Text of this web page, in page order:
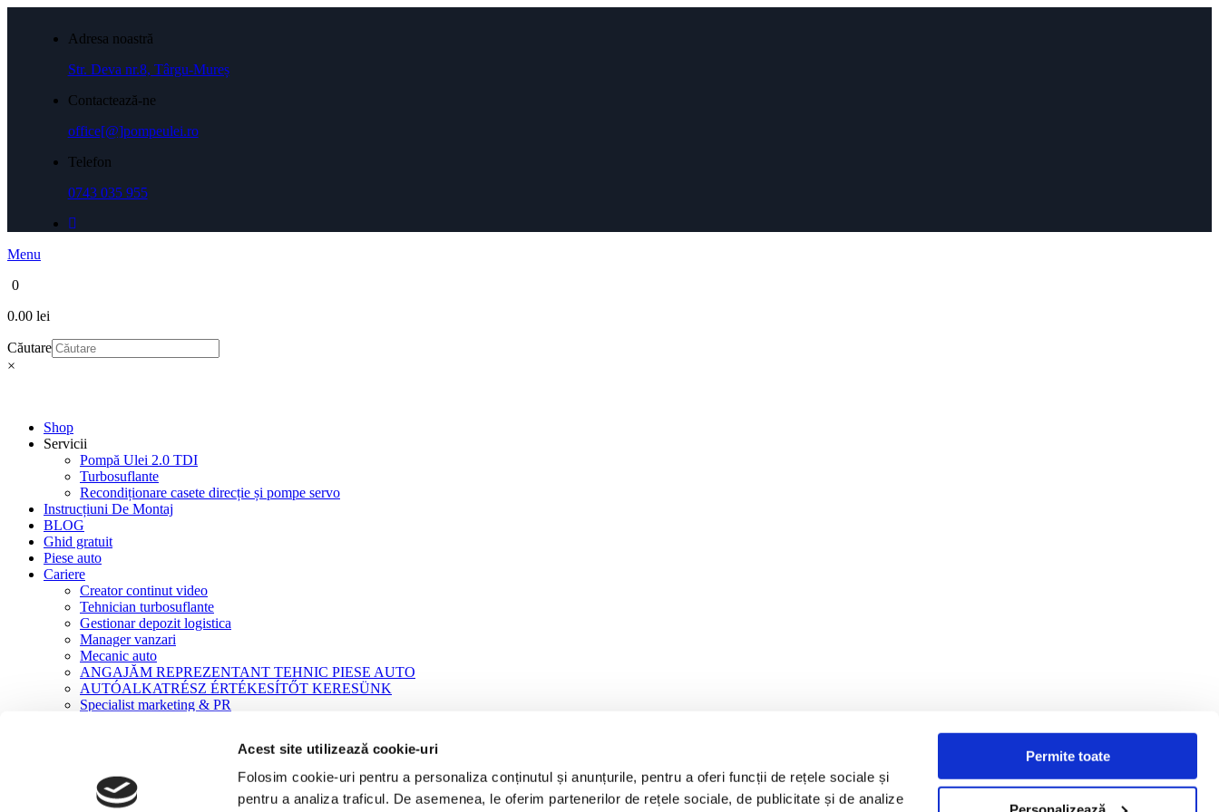
Acest site utilizează cookie-uri
Folosim cookie-uri pentru a personaliza conținutul și anunțurile, pentru a oferi funcții de rețele sociale și
pentru a analiza traficul. De asemenea, le oferim partenerilor de rețele sociale, de publicitate și de analize
Permite toate
Adresa noastră
Str. Deva nr.8, Târgu-Mureș
Contactează-ne
office[@]pompeulei.ro
Telefon
0743 035 955
Menu
0
0.00 lei
Căutare
×
Shop
Servicii
Pompă Ulei 2.0 TDI
Turbosuflante
Recondiționare casete direcție și pompe servo
Instrucțiuni De Montaj
BLOG
Ghid gratuit
Piese auto
Cariere
Creator continut video
Tehnician turbosuflante
Gestionar depozit logistica
Manager vanzari
Mecanic auto
ANGAJĂM REPREZENTANT TEHNIC PIESE AUTO
AUTÓALKATRÉSZ ÉRTÉKESÍTŐT KERESÜNK
Specialist marketing & PR
Turbosuflante NOI
Turbo NOU NISSAN Cabstar / NP300 2.5 DCi 131CP – 133CP